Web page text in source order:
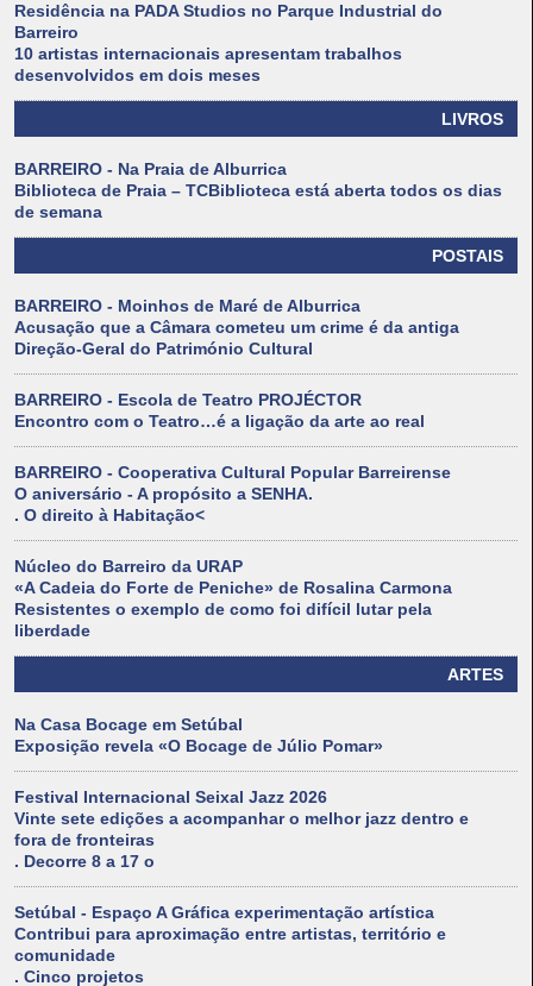
Residência na PADA Studios no Parque Industrial do
Barreiro
10 artistas internacionais apresentam trabalhos
desenvolvidos em dois meses
LIVROS
BARREIRO - Na Praia de Alburrica
Biblioteca de Praia – TCBiblioteca está aberta todos os dias
de semana
POSTAIS
BARREIRO - Moinhos de Maré de Alburrica
Acusação que a Câmara cometeu um crime é da antiga
Direção-Geral do Património Cultural
BARREIRO - Escola de Teatro PROJÉCTOR
Encontro com o Teatro…é a ligação da arte ao real
BARREIRO - Cooperativa Cultural Popular Barreirense
O aniversário - A propósito a SENHA.
. O direito à Habitação<
Núcleo do Barreiro da URAP
«A Cadeia do Forte de Peniche» de Rosalina Carmona
Resistentes o exemplo de como foi difícil lutar pela
liberdade
ARTES
Na Casa Bocage em Setúbal
Exposição revela «O Bocage de Júlio Pomar»
Festival Internacional Seixal Jazz 2026
Vinte sete edições a acompanhar o melhor jazz dentro e
fora de fronteiras
. Decorre 8 a 17 o
Setúbal - Espaço A Gráfica experimentação artística
Contribui para aproximação entre artistas, território e
comunidade
. Cinco projetos